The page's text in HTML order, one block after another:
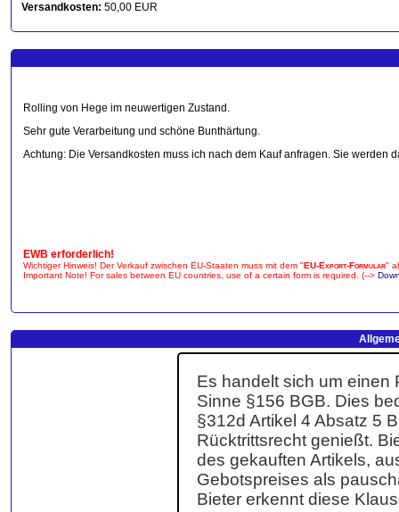
Versandkosten: 50,00 EUR
Rolling von Hege im neuwertigen Zustand.
Sehr gute Verarbeitung und schöne Bunthärtung.
Achtung: Die Versandkosten muss ich nach dem Kauf anfragen. Sie werden
EWB erforderlich!
Wichtiger Hinweis! Der Verkauf zwischen EU-Staaten muss mit dem "EU-Export-Formular"
Important Note! For sales between EU countries, use of a certain form is required. (-->